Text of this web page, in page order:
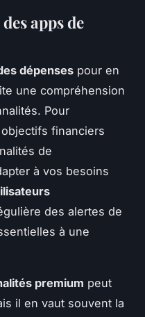
apps de
dépenses pour en
une compréhension
Pour
financiers
de
à vos besoins
des alertes de
à une
premium peut
il en vaut souvent la